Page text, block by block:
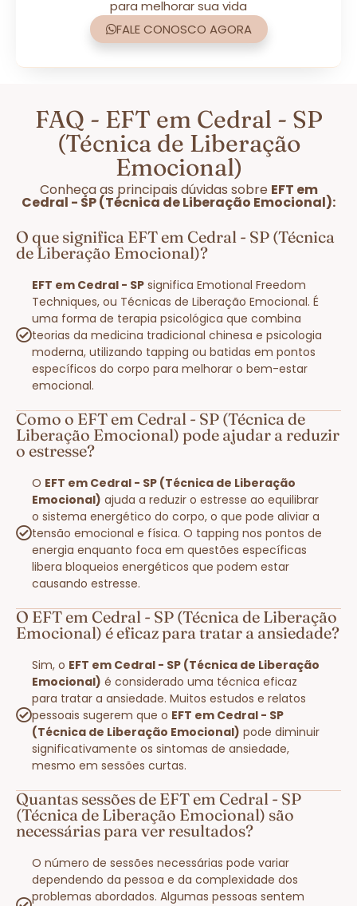
para melhorar sua vida
FALE CONOSCO AGORA
FAQ - EFT em Cedral - SP
(Técnica de Liberação
Emocional)
Conheça as principais dúvidas sobre EFT em
Cedral - SP (Técnica de Liberação Emocional):
O que significa EFT em Cedral - SP (Técnica
de Liberação Emocional)?
EFT em Cedral - SP significa Emotional Freedom
Techniques, ou Técnicas de Liberação Emocional. É
uma forma de terapia psicológica que combina
teorias da medicina tradicional chinesa e psicologia
moderna, utilizando tapping ou batidas em pontos
específicos do corpo para melhorar o bem-estar
emocional.
Como o EFT em Cedral - SP (Técnica de
Liberação Emocional) pode ajudar a reduzir
o estresse?
O EFT em Cedral - SP (Técnica de Liberação
Emocional) ajuda a reduzir o estresse ao equilibrar
o sistema energético do corpo, o que pode aliviar a
tensão emocional e física. O tapping nos pontos de
energia enquanto foca em questões específicas
libera bloqueios energéticos que podem estar
causando estresse.
O EFT em Cedral - SP (Técnica de Liberação
Emocional) é eficaz para tratar a ansiedade?
Sim, o EFT em Cedral - SP (Técnica de Liberação
Emocional) é considerado uma técnica eficaz
para tratar a ansiedade. Muitos estudos e relatos
pessoais sugerem que o EFT em Cedral - SP
(Técnica de Liberação Emocional) pode diminuir
significativamente os sintomas de ansiedade,
mesmo em sessões curtas.
Quantas sessões de EFT em Cedral - SP
(Técnica de Liberação Emocional) são
necessárias para ver resultados?
O número de sessões necessárias pode variar
dependendo da pessoa e da complexidade dos
problemas abordados. Algumas pessoas sentem